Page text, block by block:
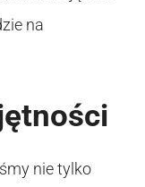
na
nie tylko